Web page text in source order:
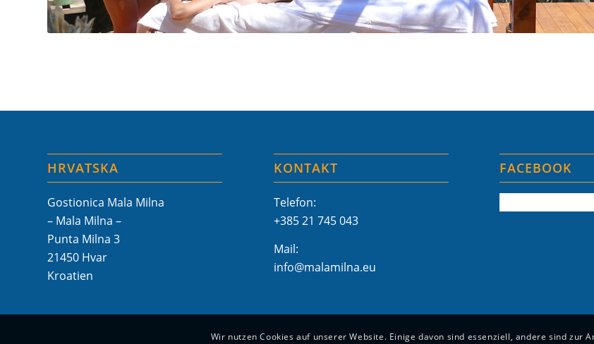
HRVATSKA
Gostionica Mala Milna
– Mala Milna –
Punta Milna 3
21450 Hvar
Kroatien
KONTAKT
Telefon:
+385 21 745 043
Mail:
info@malamilna.eu
FACEBOOK
Wir nutzen Cookies auf unserer Website. Einige davon sind essenziell, andere sind zur